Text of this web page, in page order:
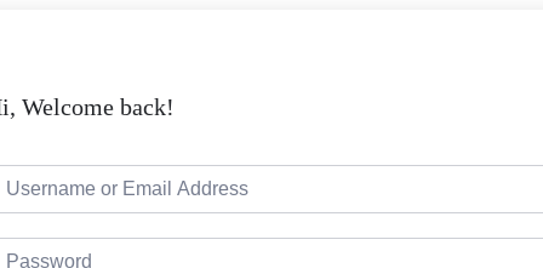
Welcome back!